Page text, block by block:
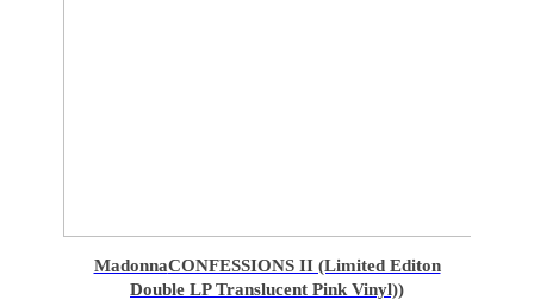
MadonnaCONFESSIONS II (Limited Editon
Double LP Translucent Pink Vinyl))